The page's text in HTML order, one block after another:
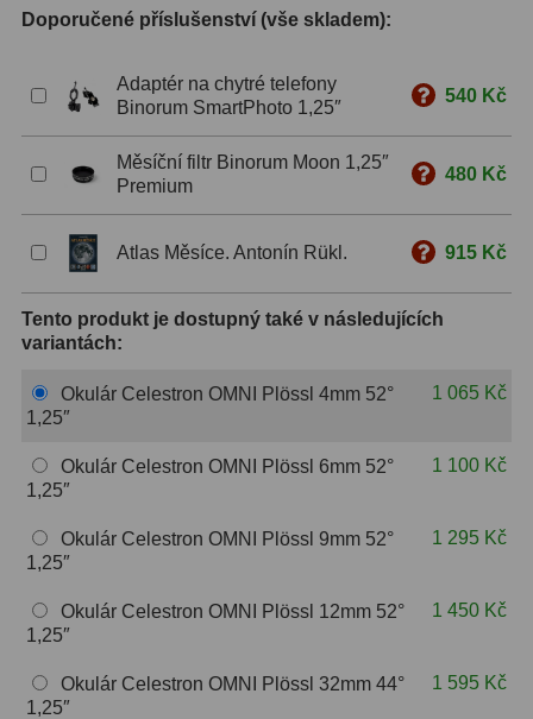
Speciální 1
Ostatní29
Barlow65
Filtry 180
Měsíční a Polarizační24
Sluneční42
CLS a UHC13
OIII
Hβ4
Planetární
Proti světelnému znečištění 6
Doporučené příslušenství (vše skladem):
Adaptér na chytré telefony
Binorum SmartPhoto 1,25″
540 Kč
Měsíční filtr Binorum Moon 1,25″
Premium
480 Kč
Atlas Měsíce. Antonín Rükl. 915 Kč
Tento produkt je dostupný také v následujících
variantách:
Okulár Celestron OMNI Plössl 4mm 52°
1,25″
1 065 Kč
Okulár Celestron OMNI Plössl 6mm 52°
1,25″
1 100 Kč
Okulár Celestron OMNI Plössl 9mm 52°
1,25″
1 295 Kč
Okulár Celestron OMNI Plössl 12mm 52°
1,25″
1 450 Kč
Okulár Celestron OMNI Plössl 32mm 44°
1,25″
1 595 Kč